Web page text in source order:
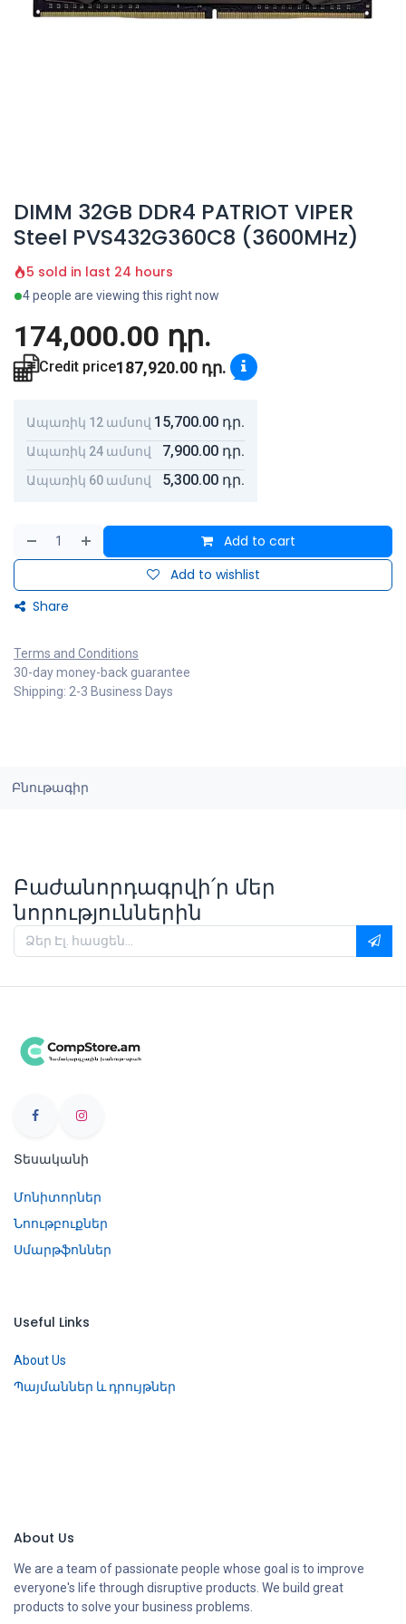
DIMM 32GB DDR4 PATRIOT VIPER
Steel PVS432G360C8 (3600MHz)
5 sold in last 24 hours
4 people are viewing this right now
174,000.00 դր.
Credit price187,920.00 դր.
Ապառիկ 12 ամսով 15,700.00 դր.
Ապառիկ 24 ամսով 7,900.00 դր.
Ապառիկ 60 ամսով 5,300.00 դր.
Add to cart
Add to wishlist
Share
Terms and Conditions
30-day money-back guarantee
Shipping: 2-3 Business Days
Բնութագիր
Բաժանորդագրվի՛ր մեր
նորություններին
Տեսականի
Մոնիտորներ
Նոութբուքներ
Սմարթֆոններ
Useful Links
About Us
Պայմաններ և դրույթներ
About Us
We are a team of passionate people whose goal is to improve
everyone's life through disruptive products. We build great
products to solve your business problems.